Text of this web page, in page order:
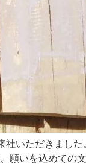
いただきまし
願いを込めての